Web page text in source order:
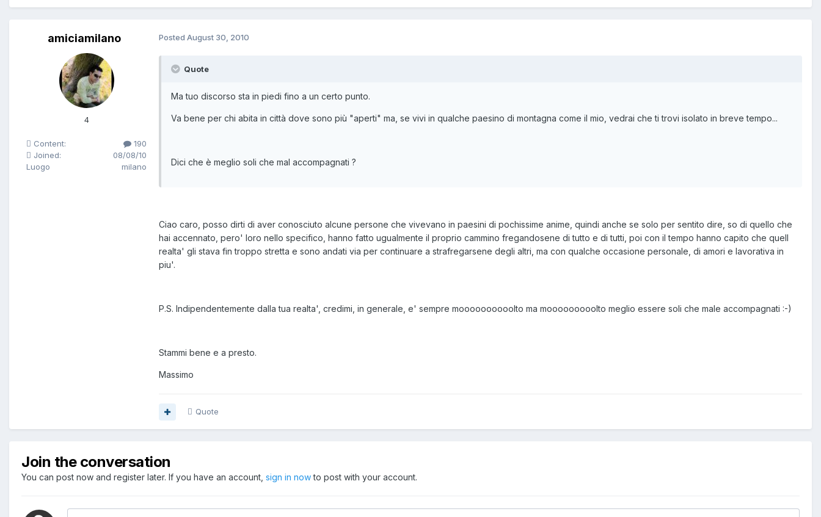
amiciamilano
4
Content:
190
Joined:
08/08/10
Luogo
milano
Posted August 30, 2010
Quote
Ma tuo discorso sta in piedi fino a un certo punto.
Va bene per chi abita in città dove sono più "aperti" ma, se vivi in qualche paesino di montagna come il mio, vedrai che ti trovi isolato in breve tempo...
Dici che è meglio soli che mal accompagnati ?
Ciao caro, posso dirti di aver conosciuto alcune persone che vivevano in paesini di pochissime anime, quindi anche se solo per sentito dire, so di quello che
hai accennato, pero' loro nello specifico, hanno fatto ugualmente il proprio cammino fregandosene di tutto e di tutti, poi con il tempo hanno capito che quell
realta' gli stava fin troppo stretta e sono andati via per continuare a strafregarsene degli altri, ma con qualche occasione personale, di amori e lavorativa in
piu'.
P.S. Indipendentemente dalla tua realta', credimi, in generale, e' sempre moooooooooolto ma mooooooooolto meglio essere soli che male accompagnati :-)
Stammi bene e a presto.
Massimo
Quote
Join the conversation
You can post now and register later. If you have an account, sign in nowto post with your account.